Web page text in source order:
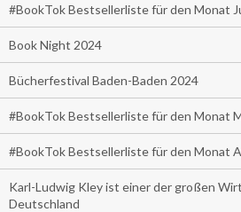
#BookTok Bestsellerliste für den Monat
Book Night 2024
Bücherfestival Baden-Baden 2024
#BookTok Bestsellerliste für den Monat
#BookTok Bestsellerliste für den Monat
Karl-Ludwig Kley ist einer der großen
Deutschland